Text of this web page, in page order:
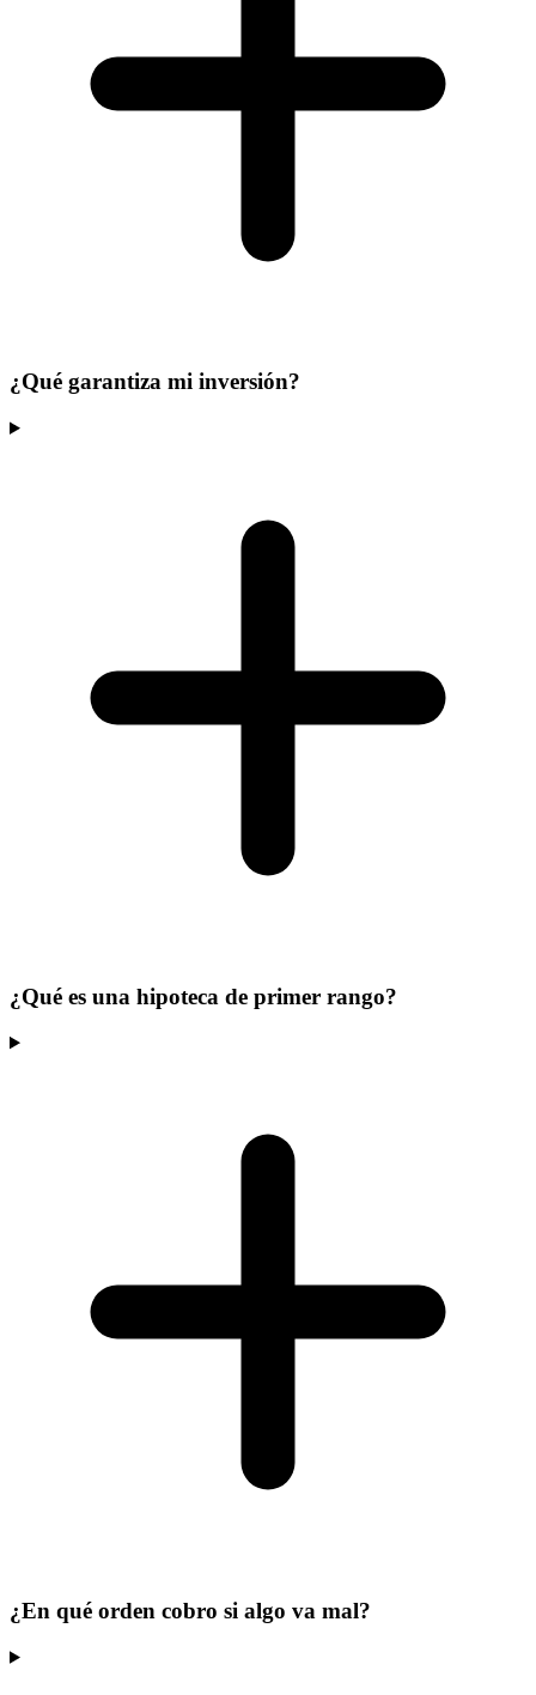
¿Qué garantiza mi inversión?
¿Qué es una hipoteca de primer rango?
¿En qué orden cobro si algo va mal?